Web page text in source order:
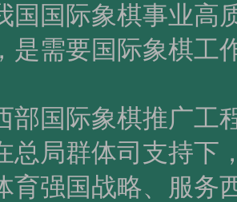
国国际象棋事业高
是需要国际象棋工
国际象棋推广工
总局群体司支持下
育强国战略、服务